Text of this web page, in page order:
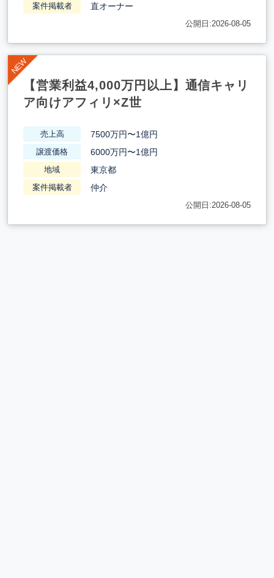
案件掲載者 直オーナー
公開日:2026-08-05
【営業利益4,000万円以上】通信キャリ
ア向けアフィリ×Z世
売上高 7500万円〜1億円
譲渡価格 6000万円〜1億円
地域 東京都
案件掲載者 仲介
公開日:2026-08-05